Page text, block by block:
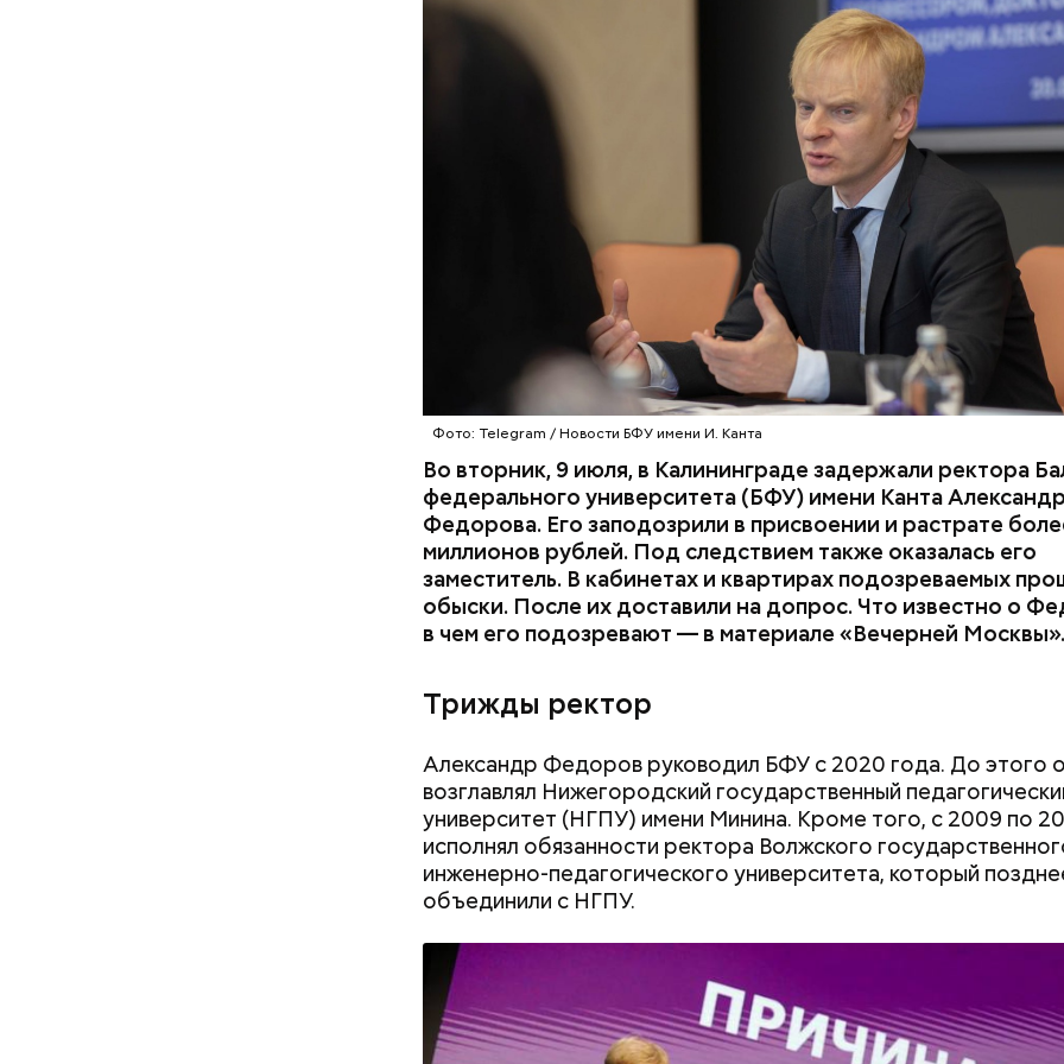
Фото: Telegram / Новости БФУ имени И. Канта
Во вторник, 9 июля, в Калининграде задержали ректора
федерального университета (БФУ) имени Канта
Федорова. Его заподозрили в присвоении и растрате
миллионов рублей. Под следствием также оказалась его
заместитель. В кабинетах и квартирах подозреваемых
обыски. После их доставили на допрос. Что известно о
в чем его подозревают — в материале «Вечерней Москвы».
Трижды ректор
Александр Федоров руководил БФУ с 2020 года. До этого
возглавлял Нижегородский государственный
университет (НГПУ) имени Минина. Кроме того, с 2009 по
исполнял обязанности ректора Волжского
инженерно-педагогического университета, который
объединили с НГПУ.
Примечательно, что летом 2023 года на Мутаева уже
Школы единоборств. Тогда неизвестный несколько раз
спортсмена из травматического пистолета, а боец
ответ.
Как идет расследование
Привлекла внимание следователей